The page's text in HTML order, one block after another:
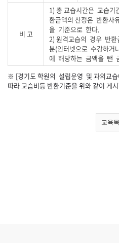
비 고
1) 총 교습시간은 교습
환금액의 산정은 반환사
을 기준으로 한다.
2) 원격교습의 경우 반
분(인터넷으로 수강하거
에 해당하는 금액을 뺀
※ [경기도 학원의 설립운영 및 과외교
따라 교습비등 반환기준을 위와 같이 게
교육